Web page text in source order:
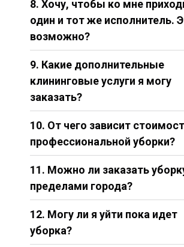
8. Хочу, чтобы ко мне
один и тот же исполнитель.
возможно?
9. Какие дополнительные
клининговые услуги я могу
заказать?
Мытье окон и фасадов
Стирка и глажка
Услуги по уборке после
Обработка поверхностей
Химчистка ковров и мебели
10. От чего зависит
профессиональной уборки?
От площади дома или офиса -
частной уборки квартиры или
площадей зависит от
и их размера. Чем больше
тем выше расценки за
клининга.
От того, какую работу Вы
11. Можно ли заказать
пределами города?
12. Могу ли я уйти пока идет
уборка?